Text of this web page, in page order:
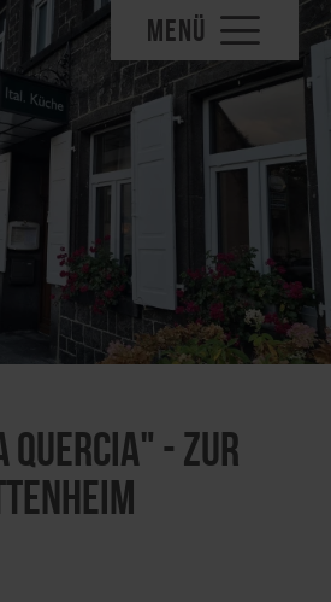
MENÜ
Quercia" - Zur